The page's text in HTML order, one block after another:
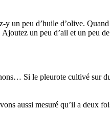
peu d’huile d’olive.
un peu d’ail et un
Si le pleurote cultivé sur
aussi mesuré qu’il a deux